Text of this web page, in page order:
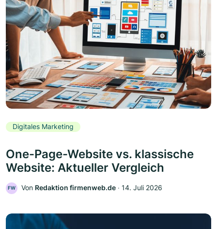
Digitales Marketing
One-Page-Website vs. klassische
Website: Aktueller Vergleich
FW Von Redaktion firmenweb.de ‧ 14. Juli 2026